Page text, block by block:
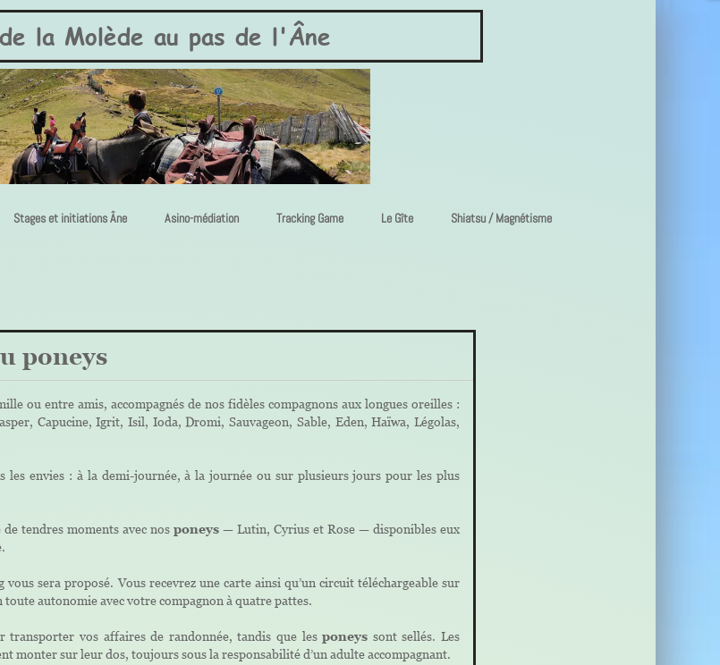
Stages et initiations Âne Asino-médiation Tracking Game Le Gîte Shiatsu / Magnétisme
la Molède au pas de l'Âne
poneys
ou entre amis, accompagnés de nos fidèles compagnons aux longues oreilles :
Capucine, Igrit, Isil, Ioda, Dromi, Sauvageon, Sable, Eden, Haïwa, Légolas,
les envies : à la demi-journée, à la journée ou sur plusieurs jours pour les plus
tendres moments avec nos poneys — Lutin, Cyrius et Rose — disponibles eux
sera proposé. Vous recevrez une carte ainsi qu’un circuit téléchargeable sur
autonomie avec votre compagnon à quatre pattes.
transporter vos affaires de randonnée, tandis que lesponeys sont sellés. Les
monter sur leur dos, toujours sous la responsabilité d’un adulte accompagnant.